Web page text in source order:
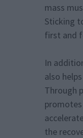
mass
Sticking
first and
In
also
Through
the